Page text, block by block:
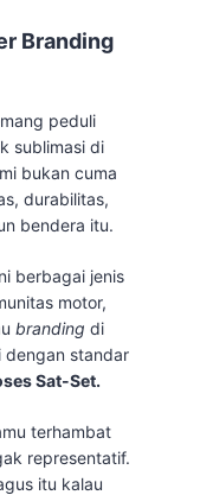
Branding
peduli
sublimasi di
bukan cuma
durabilitas,
bendera itu.
berbagai jenis
motor,
branding di
dengan standar
Sat-Set.
terhambat
representatif.
itu kalau